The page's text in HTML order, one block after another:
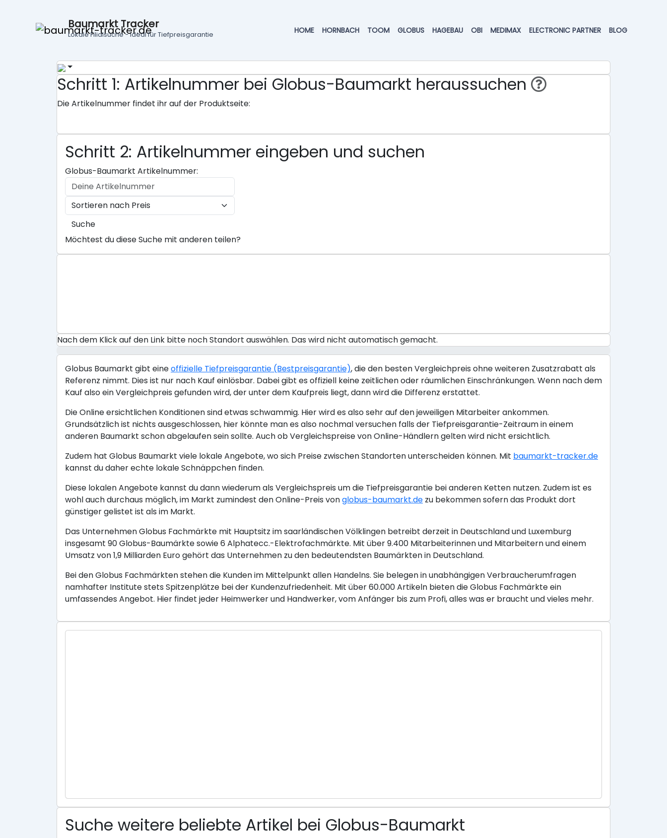
Baumarkt Tracker
Lokale Filialsuche - ideal für Tiefpreisgarantie HOME HORNBACH TOOM GLOBUS HAGEBAU OBI MEDIMAX ELECTRONIC PARTNER BLOG
Schritt 1: Artikelnummer bei Globus-Baumarkt heraussuchen
Die Artikelnummer findet ihr auf der Produktseite:
Schritt 2: Artikelnummer eingeben und suchen
Globus-Baumarkt Artikelnummer:
Suche
Möchtest du diese Suche mit anderen teilen?
Nach dem Klick auf den Link bitte noch Standort auswählen. Das wird nicht automatisch gemacht.
Globus Baumarkt gibt eineoffizielle Tiefpreisgarantie (Bestpreisgarantie), die den besten Vergleichpreis ohne weiteren Zusatzrabatt als
Referenz nimmt. Dies ist nur nach Kauf einlösbar. Dabei gibt es offiziell keine zeitlichen oder räumlichen Einschränkungen. Wenn nach dem
Kauf also ein Vergleichpreis gefunden wird, der unter dem Kaufpreis liegt, dann wird die Differenz erstattet.
Die Online ersichtlichen Konditionen sind etwas schwammig. Hier wird es also sehr auf den jeweiligen Mitarbeiter ankommen.
Grundsätzlich ist nichts ausgeschlossen, hier könnte man es also nochmal versuchen falls der Tiefpreisgarantie-Zeitraum in einem
anderen Baumarkt schon abgelaufen sein sollte. Auch ob Vergleichspreise von Online-Händlern gelten wird nicht ersichtlich.
Zudem hat Globus Baumarkt viele lokale Angebote, wo sich Preise zwischen Standorten unterscheiden können. Mit baumarkt-tracker.de
kannst du daher echte lokale Schnäppchen finden.
Diese lokalen Angebote kannst du dann wiederum als Vergleichspreis um die Tiefpreisgarantie bei anderen Ketten nutzen. Zudem ist es
wohl auch durchaus möglich, im Markt zumindest den Online-Preis vonglobus-baumarkt.de zu bekommen sofern das Produkt dort
günstiger gelistet ist als im Markt.
Das Unternehmen Globus Fachmärkte mit Hauptsitz im saarländischen Völklingen betreibt derzeit in Deutschland und Luxemburg
insgesamt 90 Globus-Baumärkte sowie 6 Alphatecc.-Elektrofachmärkte. Mit über 9.400 Mitarbeiterinnen und Mitarbeitern und einem
Umsatz von 1,9 Milliarden Euro gehört das Unternehmen zu den bedeutendsten Baumärkten in Deutschland.
Bei den Globus Fachmärkten stehen die Kunden im Mittelpunkt allen Handelns. Sie belegen in unabhängigen Verbraucherumfragen
namhafter Institute stets Spitzenplätze bei der Kundenzufriedenheit. Mit über 60.000 Artikeln bieten die Globus Fachmärkte ein
umfassendes Angebot. Hier findet jeder Heimwerker und Handwerker, vom Anfänger bis zum Profi, alles was er braucht und vieles mehr.
Suche weitere beliebte Artikel bei Globus-Baumarkt